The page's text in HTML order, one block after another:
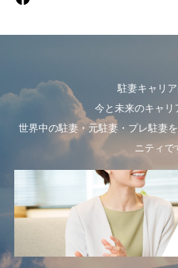
駐妻キャリ
今と未来のキャリ
世界中の駐妻・元駐妻・プレ駐妻
ニティで